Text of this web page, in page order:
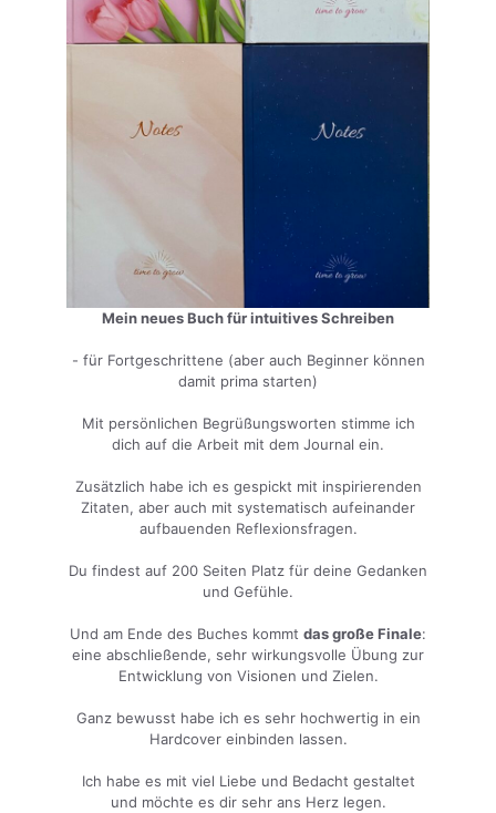
Mein neues Buch für intuitives Schreiben
- für Fortgeschrittene (aber auch Beginner können
damit prima starten)
Mit persönlichen Begrüßungsworten stimme ich
dich auf die Arbeit mit dem Journal ein.
Zusätzlich habe ich es gespickt mit inspirierenden
Zitaten, aber auch mit systematisch aufeinander
aufbauenden Reflexionsfragen.
Du findest auf 200 Seiten Platz für deine Gedanken
und Gefühle.
Und am Ende des Buches kommt das große Finale:
eine abschließende, sehr wirkungsvolle Übung zur
Entwicklung von Visionen und Zielen.
Ganz bewusst habe ich es sehr hochwertig in ein
Hardcover einbinden lassen.
Ich habe es mit viel Liebe und Bedacht gestaltet
und möchte es dir sehr ans Herz legen.